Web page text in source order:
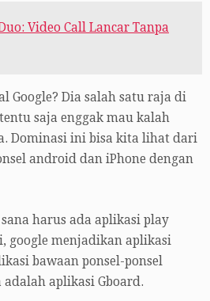
Video Call Lancar Tanpa
Google? Dia salah satu raja di
saja enggak mau kalah
Dominasi ini bisa kita lihat dari
android dan iPhone dengan
harus ada aplikasi play
google menjadikan aplikasi
bawaan ponsel-ponsel
aplikasi Gboard.